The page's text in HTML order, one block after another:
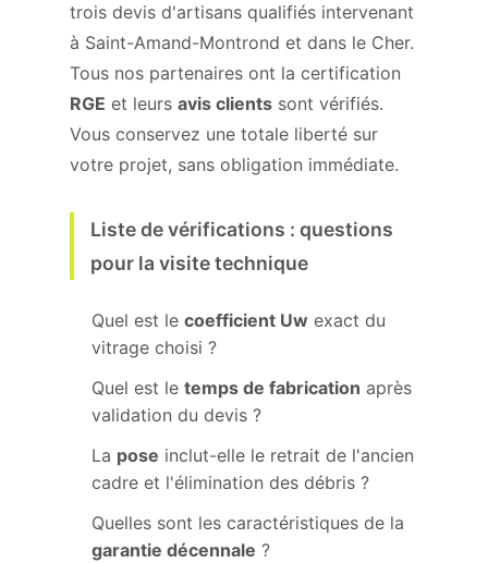
trois devis d'artisans qualifiés intervenant
à Saint-Amand-Montrond et dans le Cher.
Tous nos partenaires ont la certification
RGE et leurs avis clients sont vérifiés.
Vous conservez une totale liberté sur
votre projet, sans obligation immédiate.
Liste de vérifications : questions
pour la visite technique
Quel est le coefficient Uw exact du
vitrage choisi ?
Quel est le temps de fabrication après
validation du devis ?
La pose inclut-elle le retrait de l'ancien
cadre et l'élimination des débris ?
Quelles sont les caractéristiques de la
garantie décennale ?